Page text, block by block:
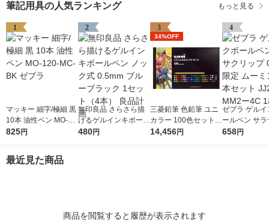
筆記用具の人気ランキング もっと見る
1
マッキー 細字/極細 黒
10本 油性ペン MO-12
0-MC-BK ゼブラ
825円
2
無印良品 さらさら描
けるゲルインキボール
ペン ノック式 0.5mm
480円
3
34%OFF
三菱鉛筆 色鉛筆 ユニ
カラー 100色セット U
C100CN2 1セット
14,456円
4
ゼブラ ゲルイ
ールペン サ
ップ 0.5mm
658円
最近見た商品
商品を閲覧すると履歴が表示されます